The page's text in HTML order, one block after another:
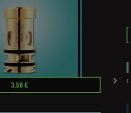
3,50 € 